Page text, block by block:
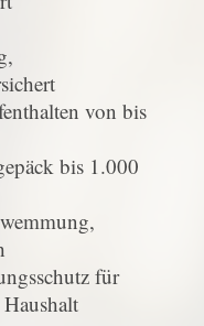
von bis
bis 1.000
für
Haushalt